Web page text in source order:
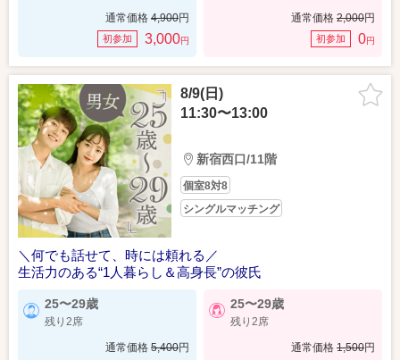
通常価格 4,900円
初参加 3,000円
通常価格 2,000円
初参加 0円
8/9(日)
11:30〜13:00
新宿西口/11階
個室8対8
シングルマッチング
＼何でも話せて、時には頼れる／
生活力のある“1人暮らし＆高身長”の彼氏
25〜29歳
残り2席
通常価格 5,400円
25〜29歳
残り2席
通常価格 1,500円